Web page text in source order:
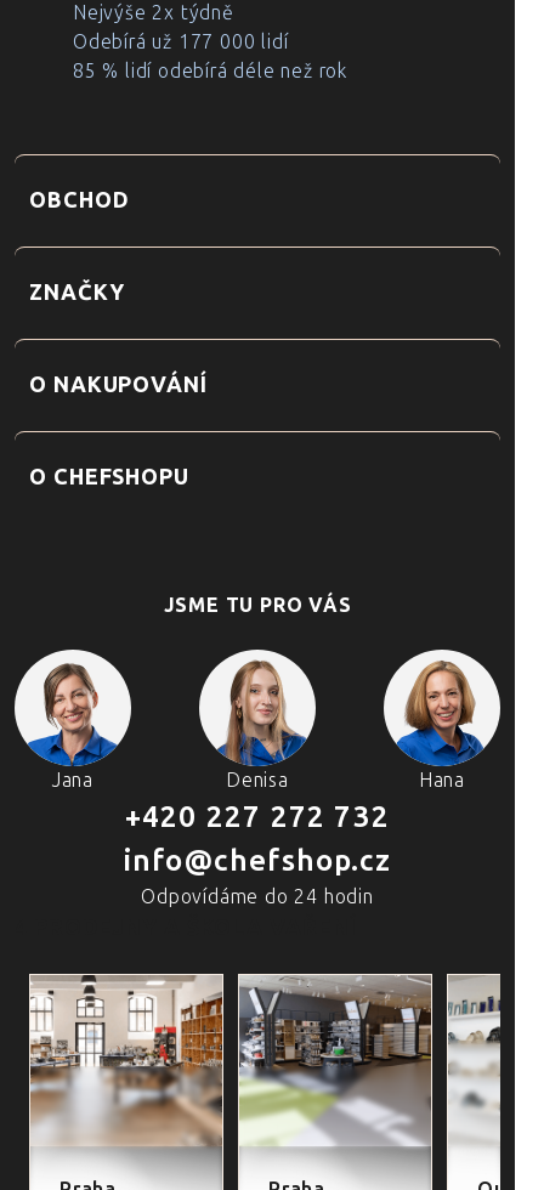
Nejvýše 2x týdně
Odebírá už 177 000 lidí
85 % lidí odebírá déle než rok
OBCHOD
ZNAČKY
O NAKUPOVÁNÍ
O CHEFSHOPU
JSME TU PRO VÁS
Jana Denisa Hana
+420 227 272 732
info@chefshop.cz
Odpovídáme do 24 hodin